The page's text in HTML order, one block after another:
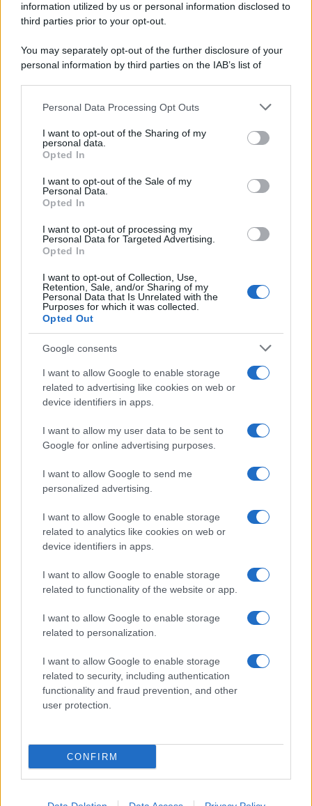
information utilized by us or personal information disclosed to
third parties prior to your opt-out.
You may separately opt-out of the further disclosure of your
personal information by third parties on the IAB’s list of
This information may also be disclosed by us to third parties
disclose it to other third parties.
Please note that this website/app uses one or more Google
services and may gather and store information including but
not limited to your visit or usage behaviour. You may click to
grant or deny consent to Google and its third-party tags to
consent section.
Personal Data Processing Opt Outs
I want to opt-out of the Sharing of my
personal data.
Opted In
I want to opt-out of the Sale of my
Personal Data.
Opted In
I want to opt-out of processing my
Personal Data for Targeted Advertising.
Opted In
I want to opt-out of Collection, Use,
Retention, Sale, and/or Sharing of my
Personal Data that Is Unrelated with the
Purposes for which it was collected.
Opted Out
Google consents
I want to allow Google to enable storage
related to advertising like cookies on web or
device identifiers in apps.
I want to allow my user data to be sent to
Google for online advertising purposes.
I want to allow Google to send me
personalized advertising.
I want to allow Google to enable storage
related to analytics like cookies on web or
device identifiers in apps.
I want to allow Google to enable storage
related to functionality of the website or app.
I want to allow Google to enable storage
related to personalization.
I want to allow Google to enable storage
related to security, including authentication
functionality and fraud prevention, and other
user protection.
CONFIRM
RICEVI GLI AGGIORNAMENTI
Inserisci la tua migliore e-mail
E-
mail
OK
Ricetta della settimana
Ricette per categoria
Le ricette più cucinate
Come cucinare i finocchi
Come cucinare i carciofi
Indici glicemici
Ricongelare gli alimenti
Come scegliere le uova
Le stagioni di frutta e verdura
Foodblog e siti di ricette
SERVIZI
Crediti
Privacy Policy
Instagram